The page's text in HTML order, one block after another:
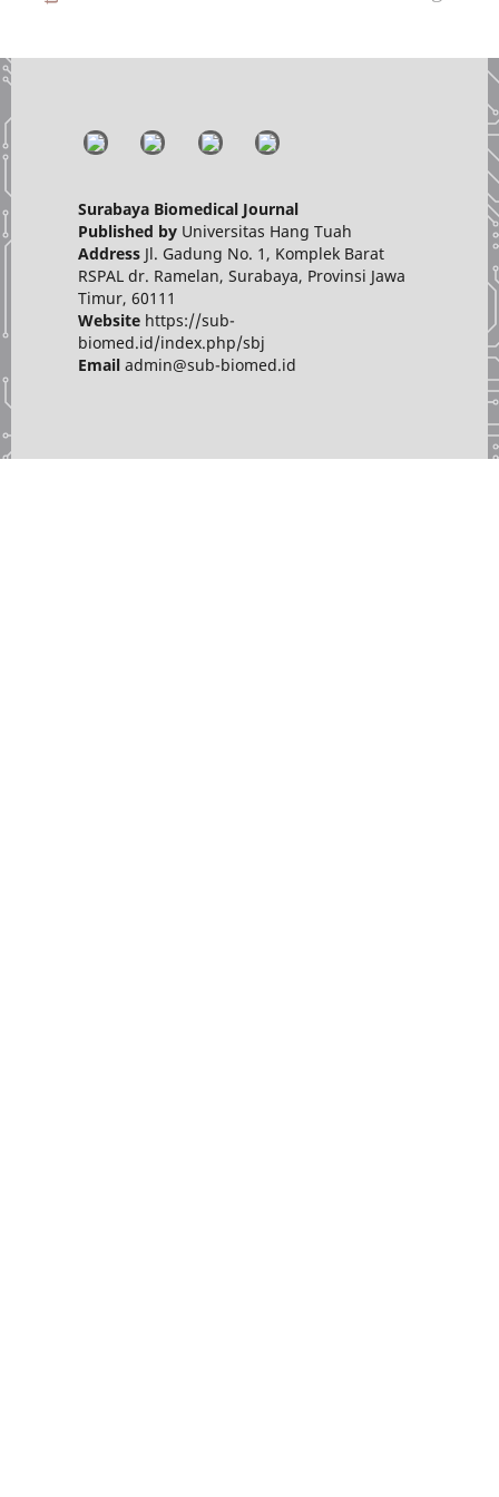
Surabaya Biomedical Journal
Published byUniversitas Hang Tuah
AddressJl. Gadung No. 1, Komplek Barat
RSPAL dr. Ramelan, Surabaya, Provinsi Jawa
Timur, 60111
Website https://sub-
biomed.id/index.php/sbj
Email admin@sub-biomed.id